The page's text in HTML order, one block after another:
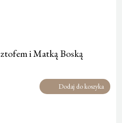
i Matką Boską
Dodaj do koszyka